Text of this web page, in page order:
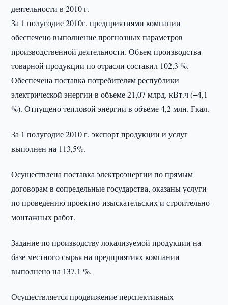
деятельности в 2010 г.
За 1 полугодие 2010г. предприятиями компании
обеспечено выполнение прогнозных параметров
производственной деятельности. Объем производства
товарной продукции по отрасли составил 102,3 %.
Обеспечена поставка потребителям республики
электрической энергии в объеме 21,07 млрд. кВт.ч (+4,1
%). Отпущено тепловой энергии в объеме 4,2 млн. Гкал.
За 1 полугодие 2010 г. экспорт продукции и услуг
выполнен на 113,5%.
Осуществлена поставка электроэнергии по прямым
договорам в сопредельные государства, оказаны услуги
по проведению проектно-изыскательских и строительно-
монтажных работ.
Задание по производству локализуемой продукции на
базе местного сырья на предприятиях компании
выполнено на 137,1 %.
Осуществляется продвижение перспективных